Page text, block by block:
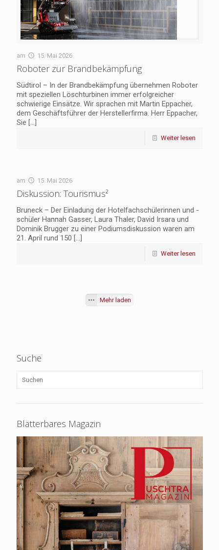
am 15. Mai 2026
Roboter zur Brandbekämpfung
Südtirol – In der Brandbekämpfung übernehmen Roboter
mit speziellen Löschturbinen immer erfolgreicher
schwierige Einsätze. Wir sprachen mit Martin Eppacher,
dem Geschäftsführer der Herstellerfirma. Herr Eppacher,
Sie […]
Weiter lesen
am 15. Mai 2026
Diskussion: Tourismus²
Bruneck – Der Einladung der Hotelfachschülerinnen und -
schüler Hannah Gasser, Laura Thaler, David Irsara und
Dominik Brugger zu einer Podiumsdiskussion waren am
21. April rund 150 […]
Weiter lesen
Mehr laden
Suche
Blätterbares Magazin